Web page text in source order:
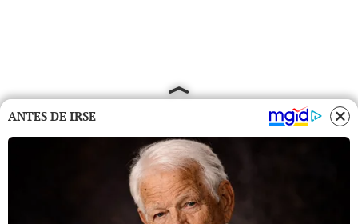
ANTES DE IRSE